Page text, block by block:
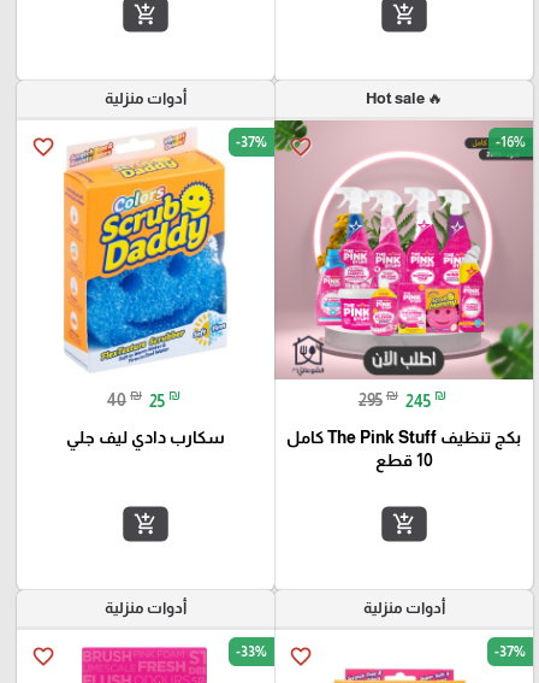
add_shopping_cart
add_shopping_cart
🔥 Hot sale
favorite_border -16%
295 ₪ 245 ₪
بكج تنظيف The Pink Stuff كامل
10 قطع
add_shopping_cart
أدوات منزلية
favorite_border -37%
40 ₪ 25 ₪
سكارب دادي ليف جلي
add_shopping_cart
أدوات منزلية
favorite_border -37%
أدوات منزلية
favorite_border -33%